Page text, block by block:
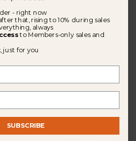
08/07/26
- right now
that, rising to 10% during sales
always
to Members-only sales and
, just for you
SUBSCRIBE